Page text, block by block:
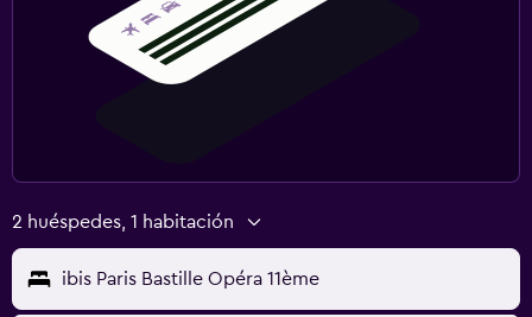
2 huéspedes, 1 habitación
ibis Paris Bastille Opéra 11ème